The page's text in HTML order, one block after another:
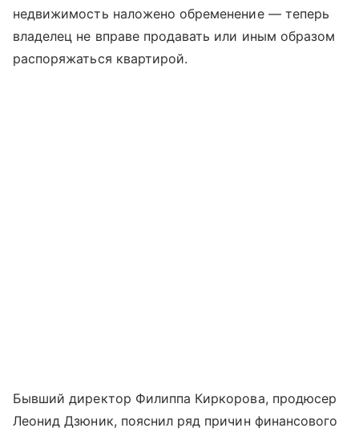
недвижимость наложено обременение — теперь
владелец не вправе продавать или иным образом
распоряжаться квартирой.
Бывший директор Филиппа Киркорова, продюсер
Леонид Дзюник, пояснил ряд причин финансового